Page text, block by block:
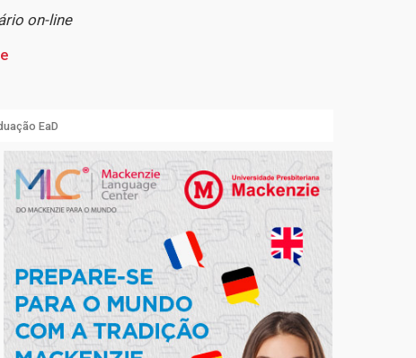
on-line
EaD